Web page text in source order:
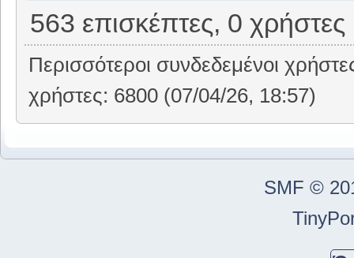
563 επισκέπτες, 0 χρήστες
Περισσότεροι συνδεδεμένοι
χρήστες: 6800 (07/04/26, 18:57)
SMF ©